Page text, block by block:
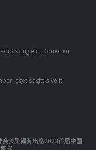
elit. Donec eu
eget sagittis velit
长吴锡有出席2023首届中国